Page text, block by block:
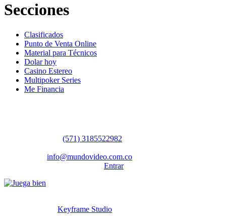
Secciones
Clasificados
Punto de Venta Online
Material para Técnicos
Dolar hoy
Casino Estereo
Multipoker Series
Me Financia
(57​​1) 3185522982
info@mundovideo.com.co
Entrar
Keyframe Studio